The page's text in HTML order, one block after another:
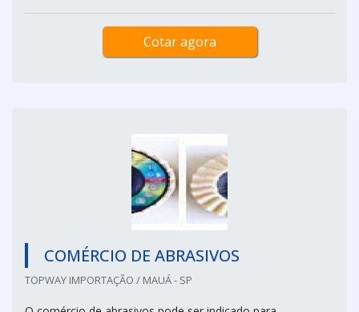
Cotar agora
COMÉRCIO DE ABRASIVOS
TOPWAY IMPORTAÇÃO / MAUÁ - SP